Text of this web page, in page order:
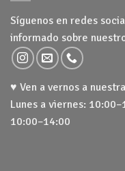
Síguenos en redes
informado sobre
♥ Ven a vernos a
Lunes a viernes:
10:00–14:00